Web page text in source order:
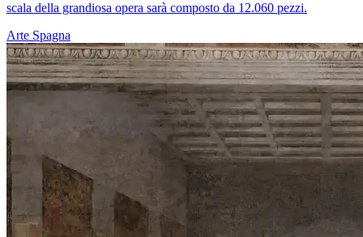
scala della grandiosa opera sarà composto da 12.060 pezzi.
Arte Spagna